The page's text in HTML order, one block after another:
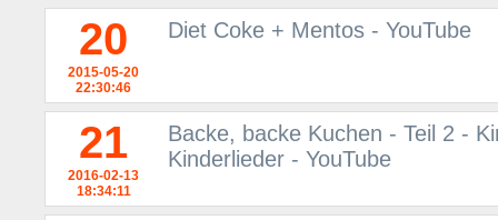
20
2015-05-20
22:30:46
Diet Coke + Mentos - YouTube
21
2016-02-13
18:34:11
Backe, backe Kuchen - Teil 2 -
Kinderlieder - YouTube